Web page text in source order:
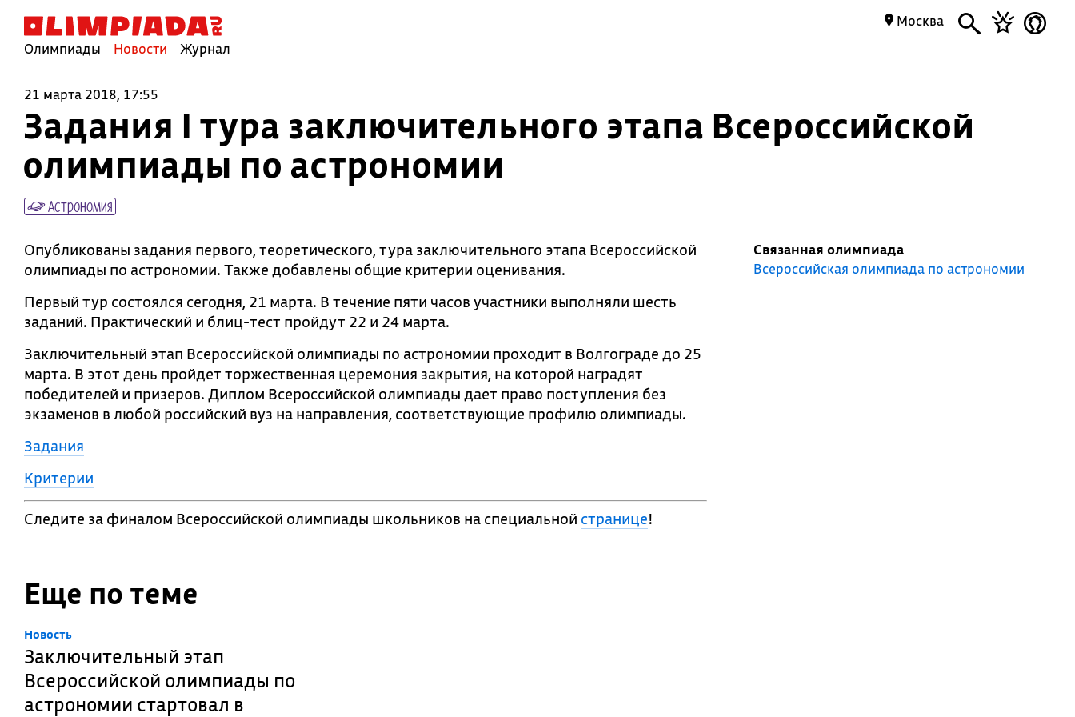
Олимпиады Новости Журнал
Москва
21 марта 2018, 17:55
Задания I тура заключительного этапа Всероссийской
олимпиады по астрономии
Астрономия
Опубликованы задания первого, теоретического, тура заключительного этапа Всероссийской
олимпиады по астрономии. Также добавлены общие критерии оценивания.
Первый тур состоялся сегодня, 21 марта. В течение пяти часов участники выполняли шесть
заданий. Практический и блиц-тест пройдут 22 и 24 марта.
Заключительный этап Всероссийской олимпиады по астрономии проходит в Волгограде до 25
марта. В этот день пройдет торжественная церемония закрытия, на которой наградят
победителей и призеров. Диплом Всероссийской олимпиады дает право поступления без
экзаменов в любой российский вуз на направления, соответствующие профилю олимпиады.
Задания
Критерии
Следите за финалом Всероссийской олимпиады школьников на специальной странице!
Связанная олимпиада
Всероссийская олимпиада по астрономии
Еще по теме
Новость
Заключительный этап
Всероссийской олимпиады по
астрономии стартовал в